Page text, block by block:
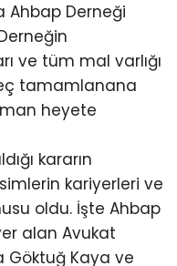
Ahbap Derneği
ve tüm mal varlığı
tamamlanana
heyete
kararın
kariyerleri ve
oldu. İşte Ahbap
alan Avukat
Göktuğ Kaya ve